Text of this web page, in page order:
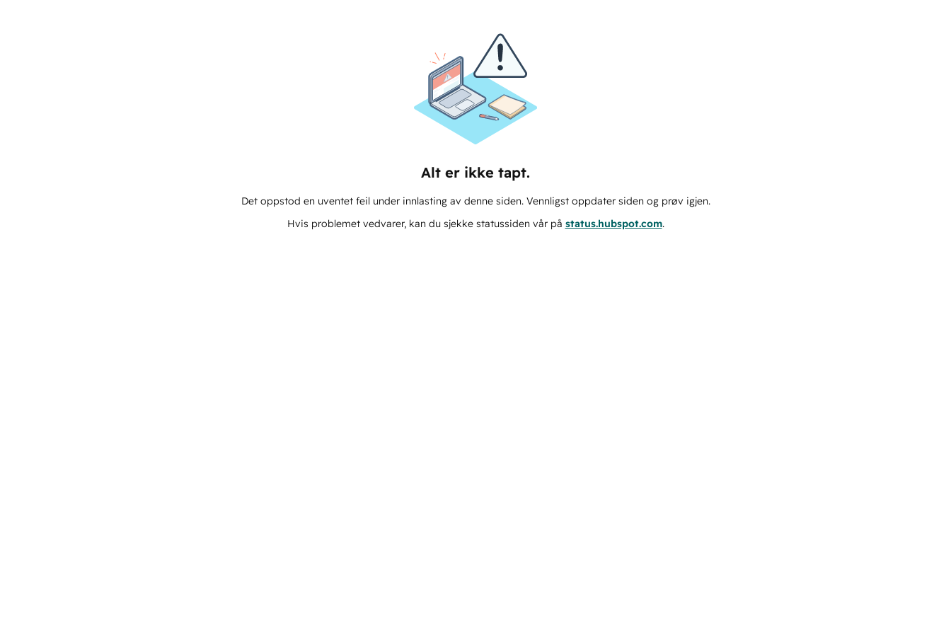
Alt er ikke tapt.
Det oppstod en uventet feil under innlasting av denne siden. Vennligst oppdater siden og prøv igjen.
Hvis problemet vedvarer, kan du sjekke statussiden vår på status.hubspot.com.